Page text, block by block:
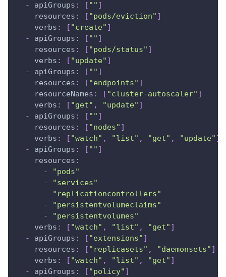
-
apiGroups : [ "" ]
resources : [ "pods/eviction" ]
verbs : [ "create" ]
-
apiGroups : [ "" ]
resources : [ "pods/status" ]
verbs : [ "update" ]
-
apiGroups : [ "" ]
resources : [ "endpoints" ]
resourceNames : [ "cluster-autoscaler" ]
verbs : [ "get" , "update" ]
-
apiGroups : [ "" ]
resources : [ "nodes" ]
verbs : [ "watch" , "list" , "get" , "update" ]
-
apiGroups : [ "" ]
resources :
-
"pods"
-
"services"
-
"replicationcontrollers"
-
"persistentvolumeclaims"
-
"persistentvolumes"
verbs : [ "watch" , "list" , "get" ]
-
apiGroups : [ "extensions" ]
resources : [ "replicasets" , "daemonsets" ]
verbs : [ "watch" , "list" , "get" ]
-
apiGroups : [ "policy" ]